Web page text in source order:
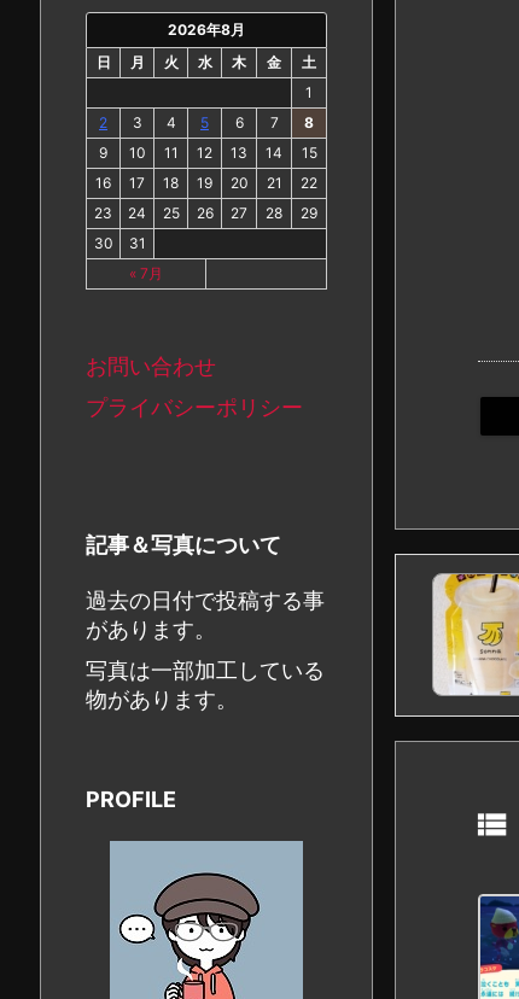

2026年8月
日
月 火 水 木 金
土
1
2
3 4 5 6 7
8
9
10 11 12 13 14
15
16
17 18 19 20 21
22
23
24 25 26 27 28
29
30
31
« 7月
お問い合わせ
プライバシーポリシー
記事＆写真について
過去の日付で投稿する事
があります。
写真は一部加工している
物があります。
PROFILE